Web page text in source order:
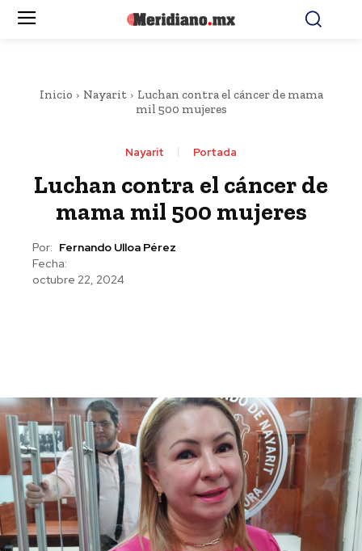
Inicio Nayarit
Luchan contra el cáncer de mama
mil 500 mujeres
Nayarit Portada
Luchan contra el cáncer de
mama mil 500 mujeres
Por: Fernando Ulloa Pérez
Fecha:
octubre 22, 2024